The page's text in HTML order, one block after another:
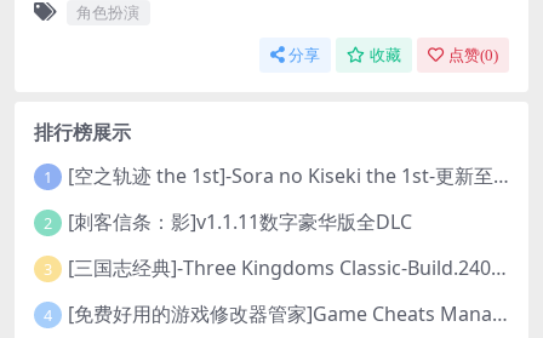
角色扮演
分享 收藏 点赞(0)
排行榜展示
1 [空之轨迹 the 1st]-Sora no Kiseki the 1st-更新至v1.06.4-全DLC
2 [刺客信条：影]v1.1.11数字豪华版全DLC
3 [三国志经典]-Three Kingdoms Classic-Build.24048091-v1.0.0+5
4 [免费好用的游戏修改器管家]Game Cheats Manager